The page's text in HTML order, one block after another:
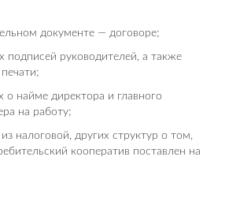
документе — договоре;
подписей руководителей, а также
о найме директора и главного
на работу;
налоговой, других структур о том,
кооператив поставлен на